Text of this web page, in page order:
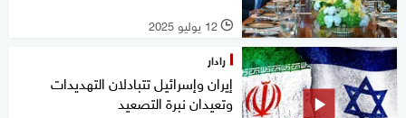
l 12 يوليو 2025
رادار
إيران وإسرائيل تتبادلان التهديدات
وتعيدان نبرة التصعيد